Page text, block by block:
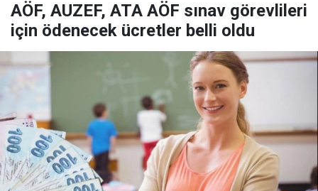
AÖF, AUZEF, ATA AÖF sınav görevlileri
için ödenecek ücretler belli oldu